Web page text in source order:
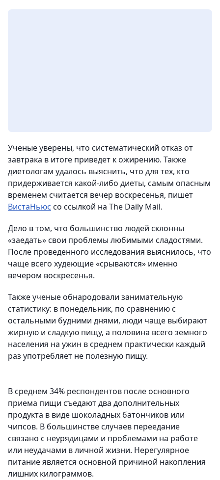
Ученые уверены, что систематический отказ от
завтрака в итоге приведет к ожирению. Также
диетологам удалось выяснить, что для тех, кто
придерживается какой-либо диеты, самым опасным
временем считается вечер воскресенья, пишет
ВистаНьюс со ссылкой на The Daily Mail.
Дело в том, что большинство людей склонны
«заедать» свои проблемы любимыми сладостями.
После проведенного исследования выяснилось, что
чаще всего худеющие «срываются» именно
вечером воскресенья.
Также ученые обнародовали занимательную
статистику: в понедельник, по сравнению с
остальными будними днями, люди чаще выбирают
жирную и сладкую пищу, а половина всего земного
населения на ужин в среднем практически каждый
раз употребляет не полезную пищу.
В среднем 34% респондентов после основного
приема пищи съедают два дополнительных
продукта в виде шоколадных батончиков или
чипсов. В большинстве случаев переедание
связано с неурядицами и проблемами на работе
или неудачами в личной жизни. Нерегулярное
питание является основной причиной накопления
лишних килограммов.